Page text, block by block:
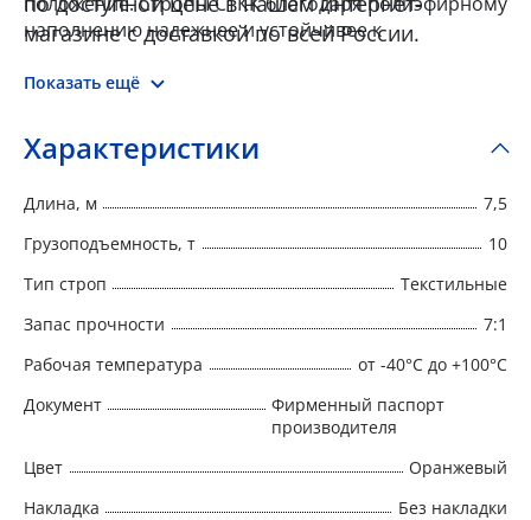
наполнению надежнее и устойчивее к
упругая структура обеспечивает плотное
стропы выпускаются в соответствии с РД 24-
СЗК-01-01 «Стропы грузовые общего назначения
безопасной эксплуатации».
магазине с доставкой по всей России.
Показать ещё
Характеристики
Длина, м
7,5
Грузоподъемность, т
10
Тип строп
Текстильные
Запас прочности
7:1
Рабочая температура
от -40°C до +100°C
Документ
Фирменный паспорт
производителя
Цвет
Оранжевый
Накладка
Без накладки